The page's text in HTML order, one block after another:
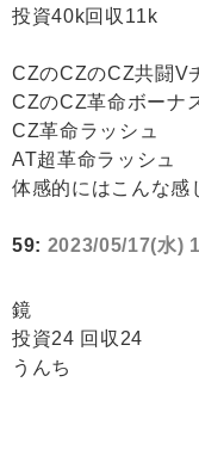
投資40k回収11k
CZのCZのCZ共闘V
CZのCZ革命ボーナ
CZ革命ラッシュ
AT超革命ラッシュ
体感的にはこんな感
59: 2023/05/17(水)
鏡
投資24 回収24
うんち